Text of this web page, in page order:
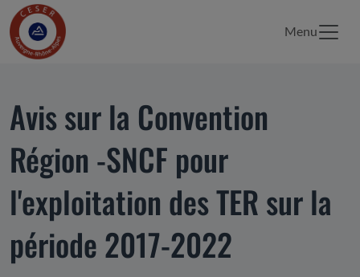
Menu
Avis sur la Convention
Région -SNCF pour
l'exploitation des TER sur la
période 2017-2022